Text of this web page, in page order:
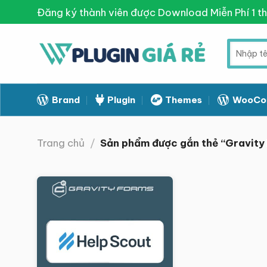
to
Đăng ký thành viên được Download Miễn Phí 1
Tìm
kiếm:
Brand Plugin Themes
Trang chủ / Sản phẩm được gắn thẻ
Giảm giá!